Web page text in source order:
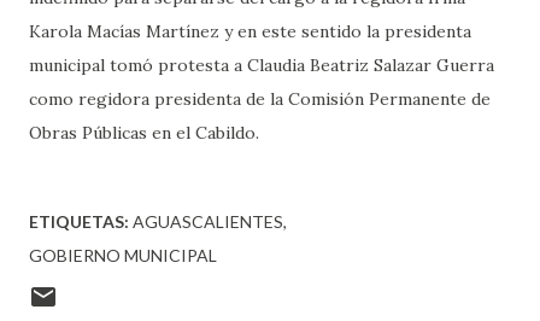
Karola Macías Martínez y en este sentido la presidenta
municipal tomó protesta a Claudia Beatriz Salazar Guerra
como regidora presidenta de la Comisión Permanente de
Obras Públicas en el Cabildo.
ETIQUETAS: AGUASCALIENTES
GOBIERNO MUNICIPAL